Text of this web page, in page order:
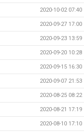
2020-10-02 07:40
2020-09-27 17:00
2020-09-23 13:59
2020-09-20 10:28
2020-09-15 16:30
2020-09-07 21:53
2020-08-25 08:22
2020-08-21 17:19
2020-08-10 17:10